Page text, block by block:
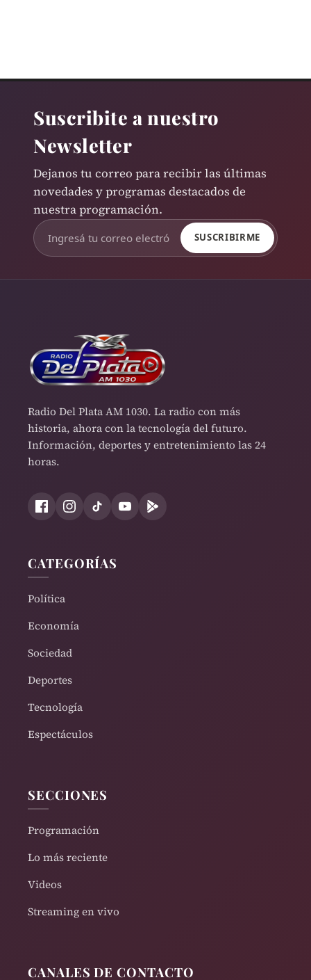
Suscribite a nuestro
Newsletter
Dejanos tu correo para recibir las últimas
novedades y programas destacados de
nuestra programación.
SUSCRIBIRME
Radio Del Plata AM 1030. La radio con más
historia, ahora con la tecnología del futuro.
Información, deportes y entretenimiento las 24
horas.
CATEGORÍAS
Política
Economía
Sociedad
Deportes
Tecnología
Espectáculos
SECCIONES
Programación
Lo más reciente
Videos
Streaming en vivo
CANALES DE CONTACTO